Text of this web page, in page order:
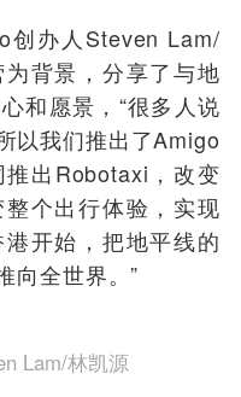
创办人Steven Lam/
背景，分享了与地
和愿景，“很多人说
以我们推出了Amigo
出Robotaxi，改变
个出行体验，实现
开始，把地平线的
向全世界。”
Lam/林凯源